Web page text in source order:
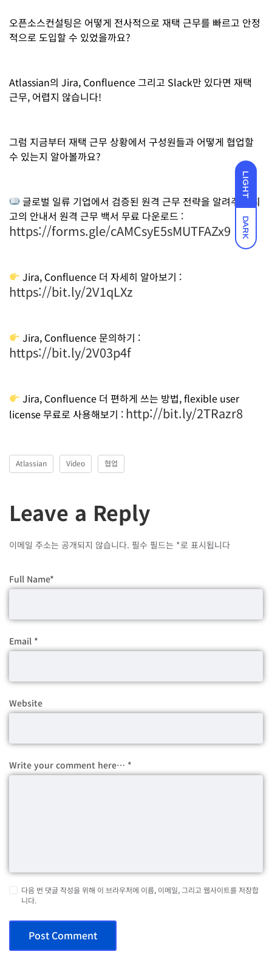
LIGHT
DARK
오픈소스컨설팅은 어떻게 전사적으로 재택 근무를 빠르고 안정
적으로 도입할 수 있었을까요?
Atlassian의 Jira, Confluence 그리고 Slack만 있다면 재택
근무, 어렵지 않습니다!
그럼 지금부터 재택 근무 상황에서 구성원들과 어떻게 협업할
수 있는지 알아볼까요?
글로벌 일류 기업에서 검증된 원격 근무 전략을 알려주는 최
고의 안내서 원격 근무 백서 무료 다운로드 :
https://forms.gle/cAMCsyE5sMUTFAZx9
Jira, Confluence 더 자세히 알아보기 :
https://bit.ly/2V1qLXz
Jira, Confluence 문의하기 :
https://bit.ly/2V03p4f
Jira, Confluence 더 편하게 쓰는 방법, flexible user
license 무료로 사용해보기 : http://bit.ly/2TRazr8
Atlassian Video 협업
Leave a Reply
이메일 주소는 공개되지 않습니다. 필수 필드는 *로 표시됩니다
Full Name*
Email *
Website
Write your comment here… *
다음 번 댓글 작성을 위해 이 브라우저에 이름, 이메일, 그리고 웹사이트를 저장합
니다.